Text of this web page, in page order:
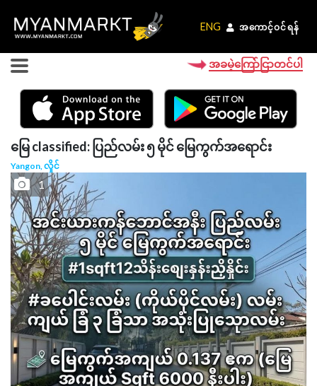
ENG အကောင့်ဝင်ရန်
ENG အကောင့်ဝင်ရန်
အခမဲ့ကြော်ငြာတင်ပါ
မြေ classified: ပြည်လမ်း ၅ မိုင် မြေကွက်အရောင်း
Yangon, လှိုင်
1